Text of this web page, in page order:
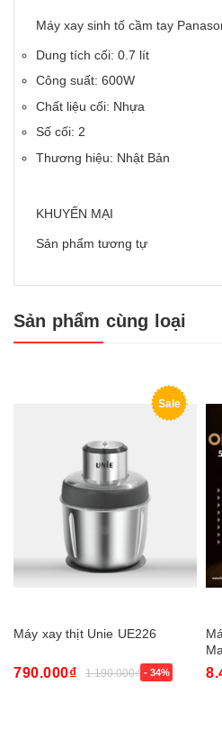
Máy xay sinh tố cầm tay
Dung tích cối: 0.7 lít
Công suất: 600W
Chất liệu cối: Nhựa
Số cối: 2
Thương hiệu: Nhật Bản
KHUYẾN MẠI
Sản phẩm tương tự
Sản phẩm cùng loại
Sale
Máy xay thịt Unie UE226
790.000₫ 1.190.000₫ - 34%